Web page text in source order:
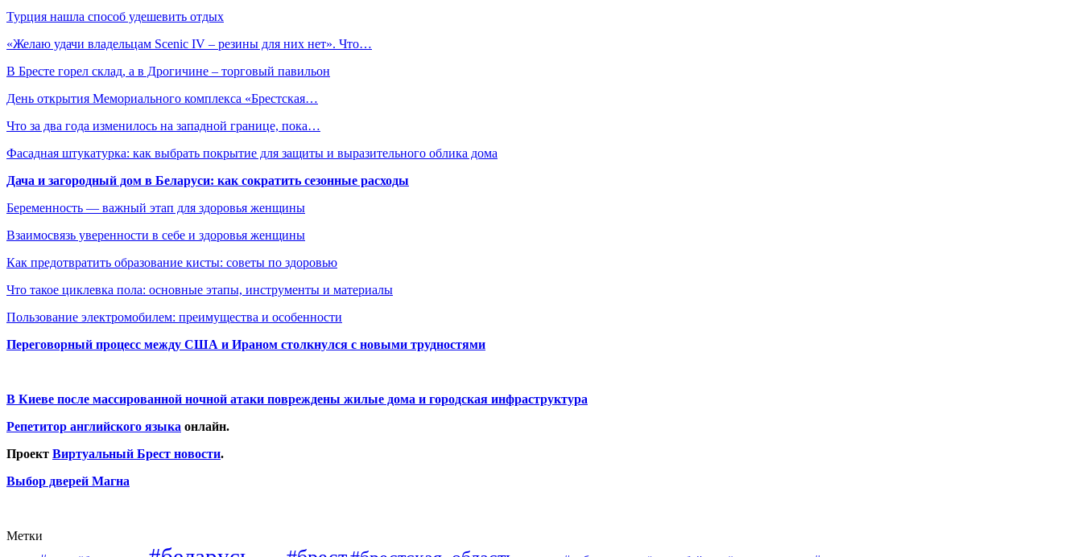
Турция нашла способ удешевить отдых
«Желаю удачи владельцам Scenic IV – резины для них нет». Что…
В Бресте горел склад, а в Дрогичине – торговый павильон
День открытия Мемориального комплекса «Брестская…
Что за два года изменилось на западной границе, пока…
Фасадная штукатурка: как выбрать покрытие для защиты и выразительного облика дома
Дача и загородный дом в Беларуси: как сократить сезонные расходы
Беременность — важный этап для здоровья женщины
Взаимосвязь уверенности в себе и здоровья женщины
Как предотвратить образование кисты: советы по здоровью
Что такое циклевка пола: основные этапы, инструменты и материалы
Пользование электромобилем: преимущества и особенности
Переговорный процесс между США и Ираном столкнулся с новыми трудностями
В Киеве после массированной ночной атаки повреждены жилые дома и городская инфраструктура
Репетитор английского языка онлайн.
Проект Виртуальный Брест новости.
Выбор дверей Магна
Метки